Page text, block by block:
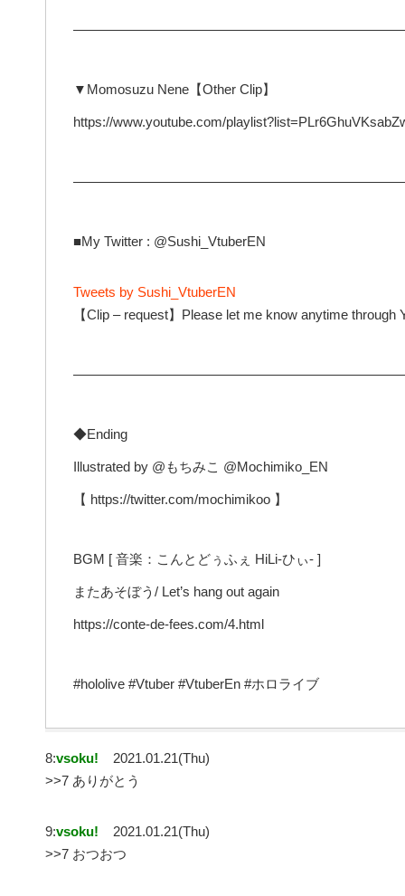
▼Momosuzu Nene【Other Clip】
https://www.youtube.com/
■My Twitter : @Sushi_VtuberEN
Tweets by Sushi_VtuberEN
【Clip – request】Please let me know anytime
◆Ending
Illustrated by @もちみこ @Mochimiko_EN
【 https://twitter.com/mochimikoo 】
BGM [ 音楽：こんとどぅふぇ HiLi-ひぃ- ]
またあそぼう/ Let’s hang out again
https://conte-de-fees.com/4.html
#hololive #Vtuber #VtuberEn #ホロライブ
8:vsoku!
2021.01.21(Thu)
>>7 ありがとう
9:vsoku!
2021.01.21(Thu)
>>7 おつおつ